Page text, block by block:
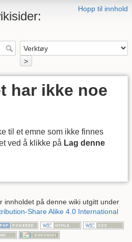
Hopp til innhold
>
har ikke noe
til et emne som ikke finnes
ved å klikke på Lag denne
innholdet på denne wiki utgitt under
Share Alike 4.0 International